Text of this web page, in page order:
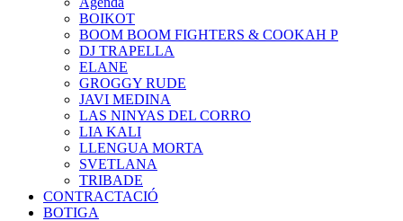
BOIKOT
BOOM BOOM FIGHTERS & COOKAH P
DJ TRAPELLA
ELANE
GROGGY RUDE
JAVI MEDINA
LAS NINYAS DEL CORRO
LIA KALI
LLENGUA MORTA
SVETLANA
TRIBADE
CONTRACTACIÓ
BOTIGA